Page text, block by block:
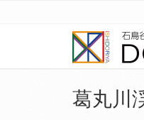
葛丸川